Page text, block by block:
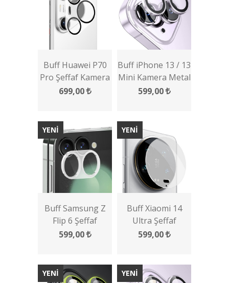
Buff Huawei P70
Pro Şeffaf Kamera
Lens Koruyucu
699,00
Buff iPhone 13 / 13
Mini Kamera Metal
Lens Koruyucu
599,00
YENİ
Buff Samsung Z
Flip 6 Şeffaf
Kamera Lens
599,00
YENİ
Buff Xiaomi 14
Ultra Şeffaf
Kamera Lens
599,00
YENİ YENİ